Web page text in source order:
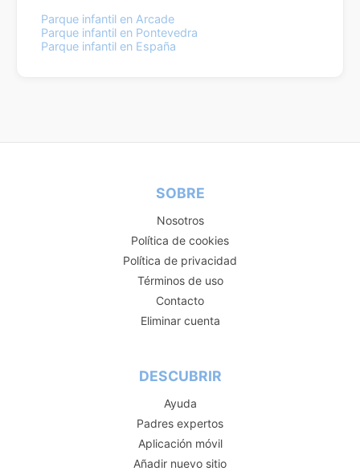
Parque infantil en Arcade
Parque infantil en Pontevedra
Parque infantil en España
SOBRE
Nosotros
Política de cookies
Política de privacidad
Términos de uso
Contacto
Eliminar cuenta
DESCUBRIR
Ayuda
Padres expertos
Aplicación móvil
Añadir nuevo sitio